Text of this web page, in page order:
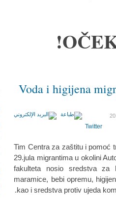
Voda i higijena
Twitter
Tim Centra za zaštitu i pomoć
29.jula migrantima u okolini
fakulteta nosio sredstva za
maramice, bebi opremu,
kao i sredstva protiv ujeda